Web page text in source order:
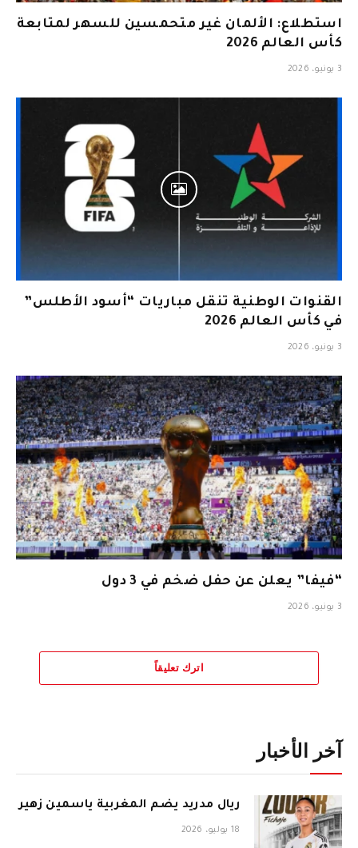
استطلاع: الألمان غير متحمسين للسهر لمتابعة
كأس العالم 2026
3 يونيو، 2026
القنوات الوطنية تنقل مباريات “أسود الأطلس”
في كأس العالم 2026
3 يونيو، 2026
“فيفا” يعلن عن حفل ضخم في 3 دول
3 يونيو، 2026
اترك تعليقاً
آخر الأخبار
ريال مدريد يضم المغربية ياسمين زهير
18 يوليو، 2026